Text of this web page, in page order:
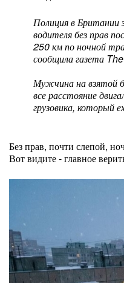
Полиция в Британии
водителя без прав
250 км по ночной
сообщила газета
Мужчина на взятой
все расстояние
грузовика, который
Без прав, почти слепой,
Вот видите - главное